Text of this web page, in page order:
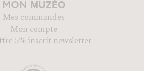
MON MUZÉO
Mes commandes
Mon compte
5% inscrit newsletter